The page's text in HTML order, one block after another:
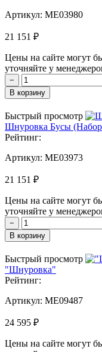
Артикул: MЕ03980
21 151 ₽
Цены на сайте могут
уточняйте у
−
В корзину
Быстрый просмотр
Шнуровка Бусы
Рейтинг:
Артикул: MЕ03973
21 151 ₽
Цены на сайте могут
уточняйте у
−
В корзину
Быстрый просмотр
"Шнуровка"
Рейтинг:
Артикул: MЕ09487
24 595 ₽
Цены на сайте могут